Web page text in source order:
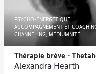
PSYCHO-ÉNERGÉTIQUE
ACCOMPAGNEMENT ET
CHANNELING, MÉDIUMNITÉ
Thérapie brève -
Alexandra Hearth